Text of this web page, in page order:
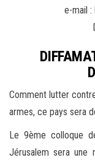
e-mail :
Comment lutter
armes, ce pays sera
Le 9ème colloque
Jérusalem sera